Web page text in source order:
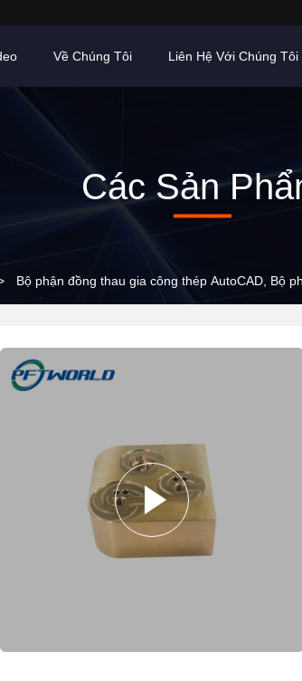
Về Chúng Tôi Liên Hệ Với Chúng Tôi
Các Sản
Bộ phận đồng thau gia công thép AutoCAD, Bộ